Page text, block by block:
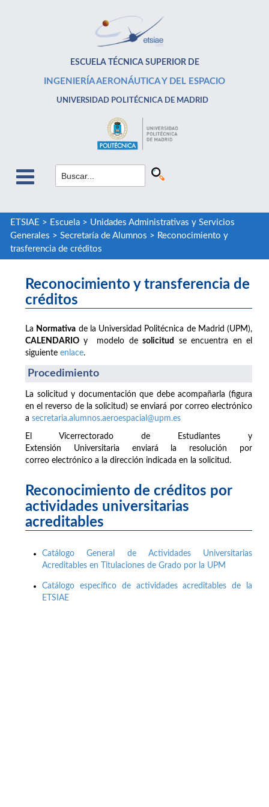
ESCUELA TÉCNICA SUPERIOR DE
INGENIERÍA AERONÁUTICA Y DEL ESPACIO
UNIVERSIDAD POLITÉCNICA DE MADRID
ETSIAE > Escuela> Unidades Administrativas y Servicios
Generales > Secretaría de Alumnos > Reconocimiento y
trasferencia de créditos
Reconocimiento y transferencia de
créditos
La Normativa de la Universidad Politécnica de Madrid (UPM),
CALENDARIO y modelo desolicitud
se encuentra en el
siguiente enlace.
Procedimiento
La solicitud y documentación que debe acompañarla (figura
en el reverso de la solicitud) se enviará por correo electrónico
a secretaria.alumnos.aeroespacial@upm.es
El Vicerrectorado de Estudiantes y
Extensión Universitaria enviará la resolución por
correo electrónico a la dirección indicada en la solicitud.
Reconocimiento de créditos por
actividades universitarias
acreditables
Catálogo General de Actividades Universitarias
Acreditables en Titulaciones de Grado por la UPM
Catálogo específico de actividades acreditables de la
ETSIAE